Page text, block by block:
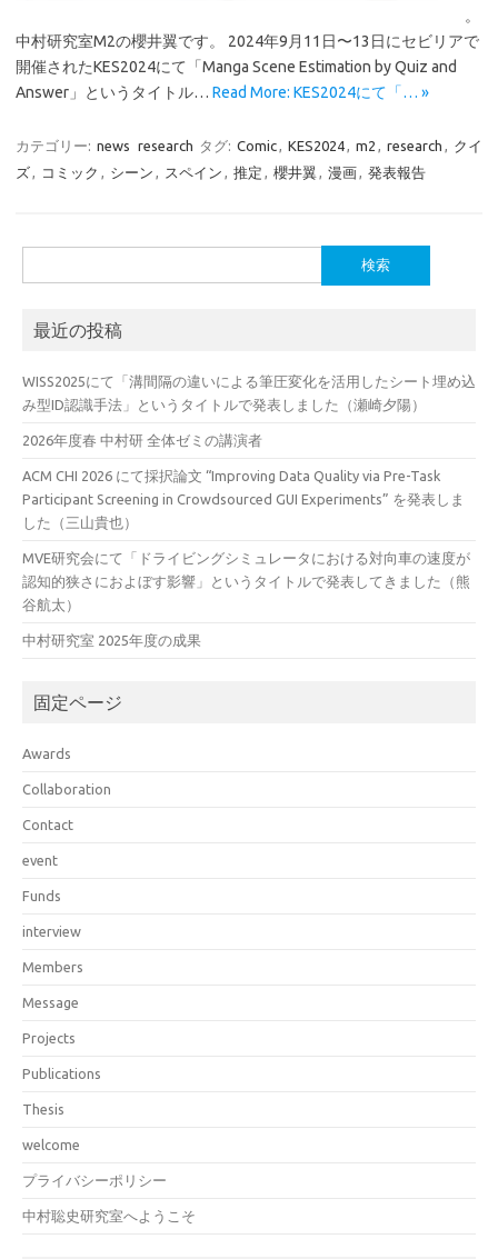
。
中村研究室M2の櫻井翼です。 2024年9月11日〜13日にセビリアで
開催されたKES2024にて「Manga Scene Estimation by Quiz and
Answer」というタイトル… Read More: KES2024にて「… »
カテゴリー: news research タグ: Comic, KES2024, m2 , research , クイ
ズ, コミック , シーン , スペイン , 推定 , 櫻井翼 , 漫画, 発表報告
索:
最近の投稿
WISS2025にて「溝間隔の違いによる筆圧変化を活用したシート埋め込
み型ID認識手法」というタイトルで発表しました（瀬崎夕陽）
2026年度春 中村研 全体ゼミの講演者
ACM CHI 2026 にて採択論文 “Improving Data Quality via Pre-Task
Participant Screening in Crowdsourced GUI Experiments” を発表しま
した（三山貴也）
MVE研究会にて「ドライビングシミュレータにおける対向車の速度が
認知的狭さにおよぼす影響」というタイトルで発表してきました（熊
谷航太）
中村研究室 2025年度の成果
固定ページ
Awards
Collaboration
Contact
event
Funds
interview
Members
Message
Projects
Publications
Thesis
welcome
プライバシーポリシー
中村聡史研究室へようこそ